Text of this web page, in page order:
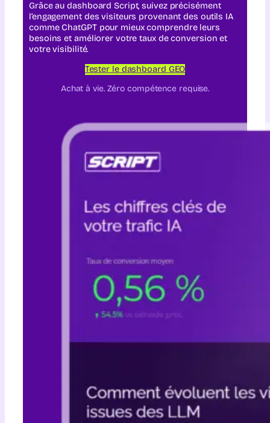
Grâce au dashboard Script, suivez précisément
l’engagement des visiteurs provenant des outils IA
comme ChatGPT pour mieux comprendre leurs
besoins et améliorer votre taux de conversion et
votre visibilité.
Tester le dashboard GEO
Achat à vie. Zéro compétence requise.